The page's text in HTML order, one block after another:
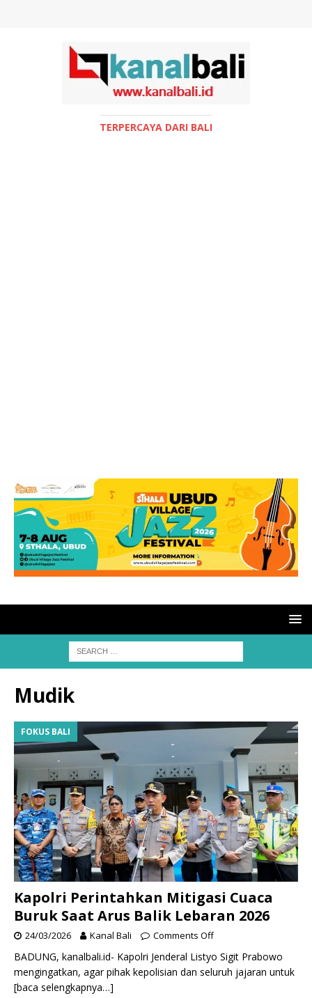
TERPERCAYA DARI BALI
Mudik
FOKUS BALI
Kapolri Perintahkan Mitigasi Cuaca
Buruk Saat Arus Balik Lebaran 2026
24/03/2026 Kanal Bali Comments Off
BADUNG, kanalbali.id- Kapolri Jenderal Listyo Sigit Prabowo
mengingatkan, agar pihak kepolisian dan seluruh jajaran untuk
[baca selengkapnya…]